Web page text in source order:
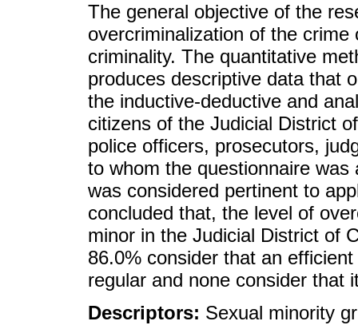
The general objective of the
overcriminalization of the
criminality. The quantitative
produces descriptive data that
the inductive-deductive and
citizens of the Judicial District
police officers, prosecutors,
to whom the questionnaire
was considered pertinent to
concluded that, the level of
minor in the Judicial District of
86.0% consider that an
regular and none consider that
Descriptors: Sexual minority